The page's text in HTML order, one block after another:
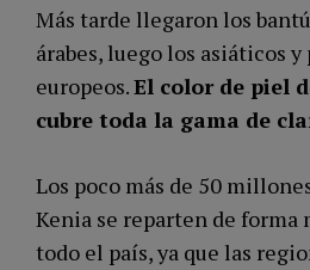
Más tarde llegaron los
árabes, luego los asiáticos
europeos.El color de piel
cubre toda la gama de
Los poco más de 50
Kenia se reparten de forma
todo el país, ya que las